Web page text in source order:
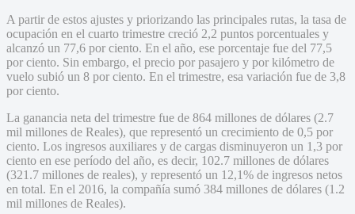
A partir de estos ajustes y priorizando las principales rutas, la tasa de
ocupación en el cuarto trimestre creció 2,2 puntos porcentuales y
alcanzó un 77,6 por ciento. En el año, ese porcentaje fue del 77,5
por ciento. Sin embargo, el precio por pasajero y por kilómetro de
vuelo subió un 8 por ciento. En el trimestre, esa variación fue de 3,8
por ciento.
La ganancia neta del trimestre fue de 864 millones de dólares (2.7
mil millones de Reales), que representó un crecimiento de 0,5 por
ciento. Los ingresos auxiliares y de cargas disminuyeron un 1,3 por
ciento en ese período del año, es decir, 102.7 millones de dólares
(321.7 millones de reales), y representó un 12,1% de ingresos netos
en total. En el 2016, la compañía sumó 384 millones de dólares (1.2
mil millones de Reales).